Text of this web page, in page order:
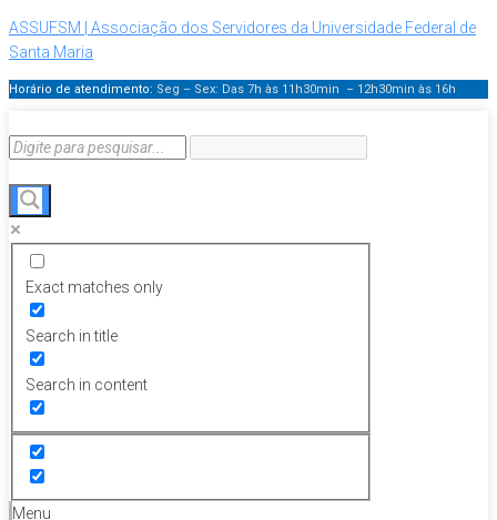
ASSUFSM | Associação dos Servidores da Universidade Federal de
Santa Maria
Horário de atendimento: Seg – Sex: Das 7h às 11h30min – 12h30min às 16h
Exact matches only
Search in title
Search in content
Menu